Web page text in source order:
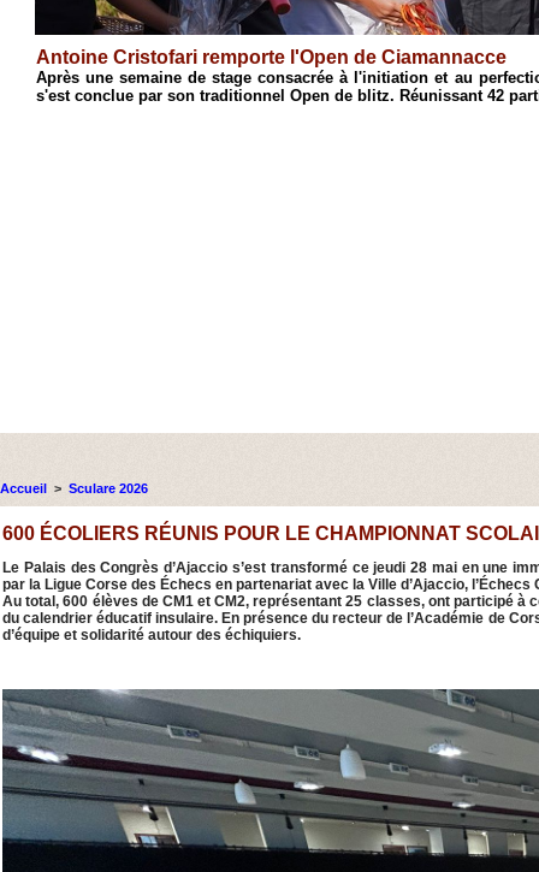
Antoine Cristofari remporte l'Open de Ciamannacce
Après une semaine de stage consacrée à l'initiation et au
s'est conclue par son traditionnel Open de blitz. Réunissant 42
Accueil > Sculare 2026
600 ÉCOLIERS RÉUNIS POUR LE CHAMPIONNAT
Le Palais des Congrès d’Ajaccio s’est transformé ce jeudi 28 mai en une
par la Ligue Corse des Échecs en partenariat avec la Ville d’Ajaccio,
Au total, 600 élèves de CM1 et CM2, représentant 25 classes, ont participé
du calendrier éducatif insulaire. En présence du recteur de l’Académie de
d’équipe et solidarité autour des échiquiers.